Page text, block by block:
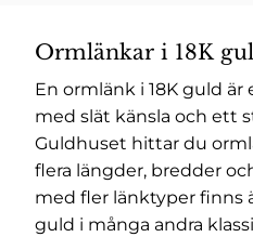
Ormlänkar i 18K
En ormlänk i 18K guld
med slät känsla och ett
Guldhuset hittar du
flera längder, bredder
med fler länktyper finns
guld i många andra